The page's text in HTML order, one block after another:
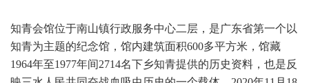
知青会馆位于南山镇行政服务中心二层，是广东省第一个以
知青为主题的纪念馆，馆内建筑面积600多平方米，馆藏
1964年至1977年间2714名下乡知青提供的历史资料，也是反